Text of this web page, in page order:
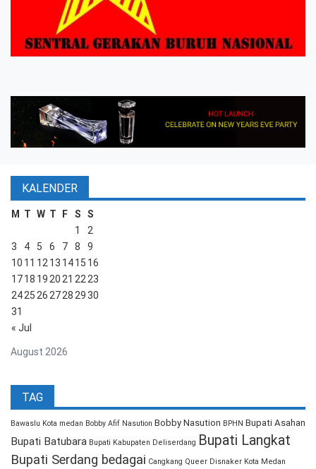
KALENDER
August 2026
M T W T F S S
« Jul
1
2
3
4 5 6 7 8
9
10 11 12 13 1415 16
1718 19 20 21 22 23
2425 26 2728 2930
31
TAG
Bawaslu Kota medan Bobby Afif Nasution Bobby Nasution BPHN Bupati Asahan
Bupati Batubara Bupati Kabupaten Deliserdang Bupati Langkat
Bupati Serdang bedagai Cangkang Queer Disnaker Kota Medan